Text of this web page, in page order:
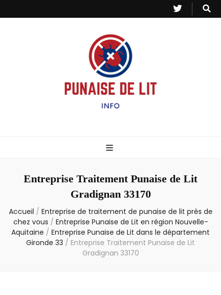
– Info
Entreprise Traitement Punaise de Lit
Gradignan 33170
Accueil / Entreprise de traitement de punaise de lit près de
chez vous / Entreprise Punaise de Lit en région Nouvelle-
Aquitaine / Entreprise Punaise de Lit dans le département
Gironde 33 / Entreprise Traitement Punaise de Lit
Gradignan 33170